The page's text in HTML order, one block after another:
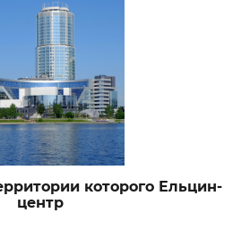
которого Ельцин-
центр